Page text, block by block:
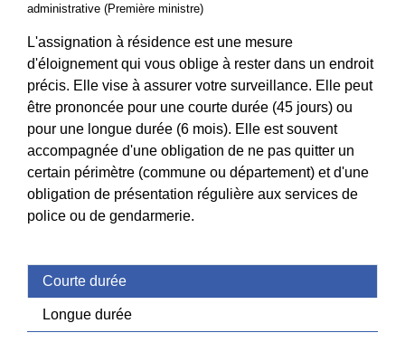
administrative (Première ministre)
L'assignation à résidence est une mesure
d'éloignement qui vous oblige à rester dans un endroit
précis. Elle vise à assurer votre surveillance. Elle peut
être prononcée pour une courte durée (45 jours) ou
pour une longue durée (6 mois). Elle est souvent
accompagnée d'une obligation de ne pas quitter un
certain périmètre (commune ou département) et d'une
obligation de présentation régulière aux services de
police ou de gendarmerie.
Courte durée
Longue durée